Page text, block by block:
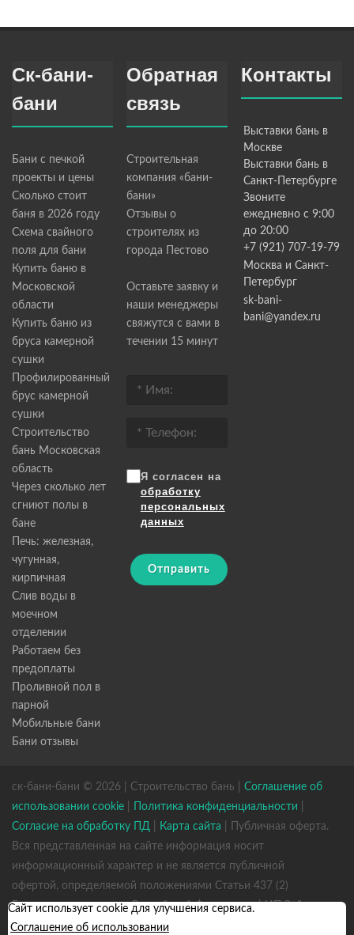
Ск-бани-
бани
Бани с печкой
проекты и цены
Сколько стоит
баня в 2026 году
Схема свайного
поля для бани
Купить баню в
Московской
области
Купить баню из
бруса камерной
сушки
Профилированный
брус камерной
сушки
Строительство
бань Московская
область
Через сколько лет
сгниют полы в
бане
Печь: железная,
чугунная,
кирпичная
Слив воды в
моечном
отделении
Работаем без
предоплаты
Проливной пол в
парной
Мобильные бани
Бани отзывы
Обратная
связь
Строительная
компания «бани-
бани»
Отзывы о
строителях из
города Пестово
Оставьте заявку и
наши менеджеры
свяжутся с вами в
течении 15 минут
Я согласен на
обработку
персональных
данных
Отправить
Контакты
Выставки бань в
Москве
Выставки бань в
Санкт-Петербурге
Звоните
ежедневно с 9:00
до 20:00
+7 (921) 707-19-79
Москва и Санкт-
Петербург
sk-bani-
bani@yandex.ru
ск-бани-бани © 2026 | Строительство бань | Соглашение об
использовании cookie
Политика конфиденциальности
Согласие на обработку ПД
Карта сайта | Публичная оферта.
Вся представленная на сайте информация носит
информационный характер и не является публичной
офертой, определяемой положениями Статьи 437 (2)
Гражданского кодекса Российской Федерации. | ИП Зайцев
К. А. ИНН 531301660823 ОГРН 317784700352926
Сайт использует cookie для улучшения сервиса.
Соглашение об использовании